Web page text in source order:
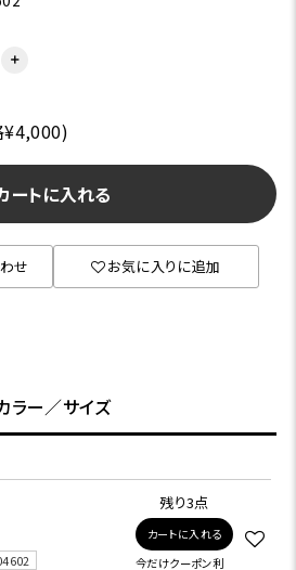
＋
¥4,000)
ートに入れる
せ お気に入りに追加
ラー／サイズ
残り3点
カートに入れる
今だけクーポン利